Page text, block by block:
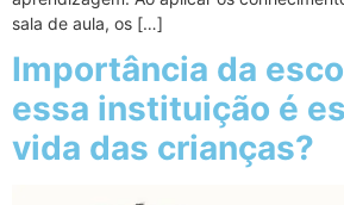
sala de aula, os […]
Importância da
essa instituição é
vida das crianças?